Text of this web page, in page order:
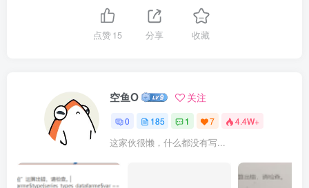
点赞15 分享 收藏
空鱼O 关注
0 185 1 7 4.4W+
这家伙很懒，什么都没有写...